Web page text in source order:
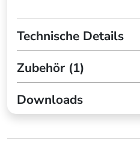
Technische Details
Zubehör (1)
Downloads